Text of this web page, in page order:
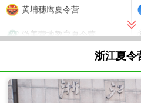
黄埔穗鹰夏令营
游美营地教育夏令营
志行趣学夏令营
浙江夏令